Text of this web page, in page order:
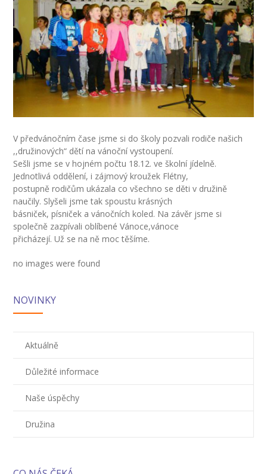
-- Vedení školy
-- Třídní učitelé
-- Netřídní učitelé
-- Vychovatelé
-- Školní poradenské pracoviště
---- Speciální pedagog
---- Metodik prevence
---- Školní psycholog
---- Koordinátor vzdělávání cizinců
Prvnáčci
V předvánočním čase jsme si do školy pozvali rodiče našich
,,družinových“ dětí na vánoční vystoupení.
Sešli jsme se v hojném počtu 18.12. ve školní jídelně.
Jednotlivá oddělení, i zájmový kroužek Flétny,
postupně rodičům ukázala co všechno se děti v družině
naučily. Slyšeli jsme tak spoustu krásných
básniček, písniček a vánočních koled. Na závěr jsme si
společně zazpívali oblíbené Vánoce,vánoce
přicházejí. Už se na ně moc těšíme.
no images were found
NOVINKY
Aktuálně
Důležité informace
Naše úspěchy
Družina